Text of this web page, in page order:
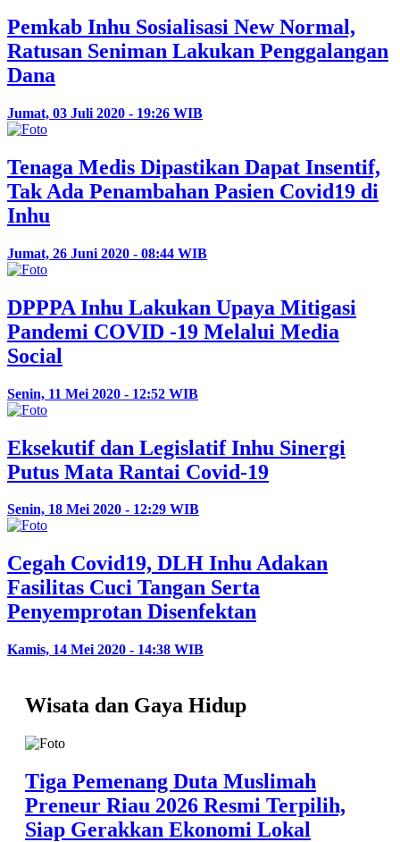
Pemkab Inhu Sosialisasi New Normal,
Ratusan Seniman Lakukan Penggalangan
Dana
Jumat, 03 Juli 2020 - 19:26 WIB
Tenaga Medis Dipastikan Dapat Insentif,
Tak Ada Penambahan Pasien Covid19 di
Inhu
Jumat, 26 Juni 2020 - 08:44 WIB
DPPPA Inhu Lakukan Upaya Mitigasi
Pandemi COVID -19 Melalui Media
Social
Senin, 11 Mei 2020 - 12:52 WIB
Eksekutif dan Legislatif Inhu Sinergi
Putus Mata Rantai Covid-19
Senin, 18 Mei 2020 - 12:29 WIB
Cegah Covid19, DLH Inhu Adakan
Fasilitas Cuci Tangan Serta
Penyemprotan Disenfektan
Kamis, 14 Mei 2020 - 14:38 WIB
Wisata dan Gaya Hidup
Tiga Pemenang Duta Muslimah
Preneur Riau 2026 Resmi Terpilih,
Siap Gerakkan Ekonomi Lokal